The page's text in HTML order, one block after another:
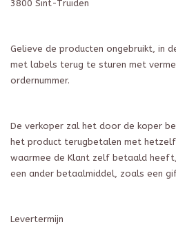
3800 Sint-Truiden
Gelieve de producten ongebruikt, in
met labels terug te sturen met
ordernummer.
De verkoper zal het door de koper
het product terugbetalen met
waarmee de Klant zelf betaald
een ander betaalmiddel, zoals een
Levertermijn